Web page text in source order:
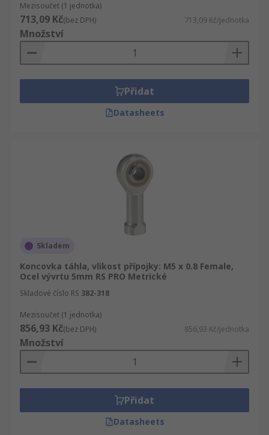
Mezisoučet (1 jednotka)
713,09 Kč(bez DPH) 713,09 Kč/jednotka
Množství
Přidat
Datasheets
Skladem
Koncovka táhla, vlikost přípojky: M5 x 0.8 Female,
Ocel vývrtu 5mm RS PRO Metrické
Skladové číslo RS 382-318
Mezisoučet (1 jednotka)
856,93 Kč(bez DPH) 856,93 Kč/jednotka
Množství
Přidat
Datasheets